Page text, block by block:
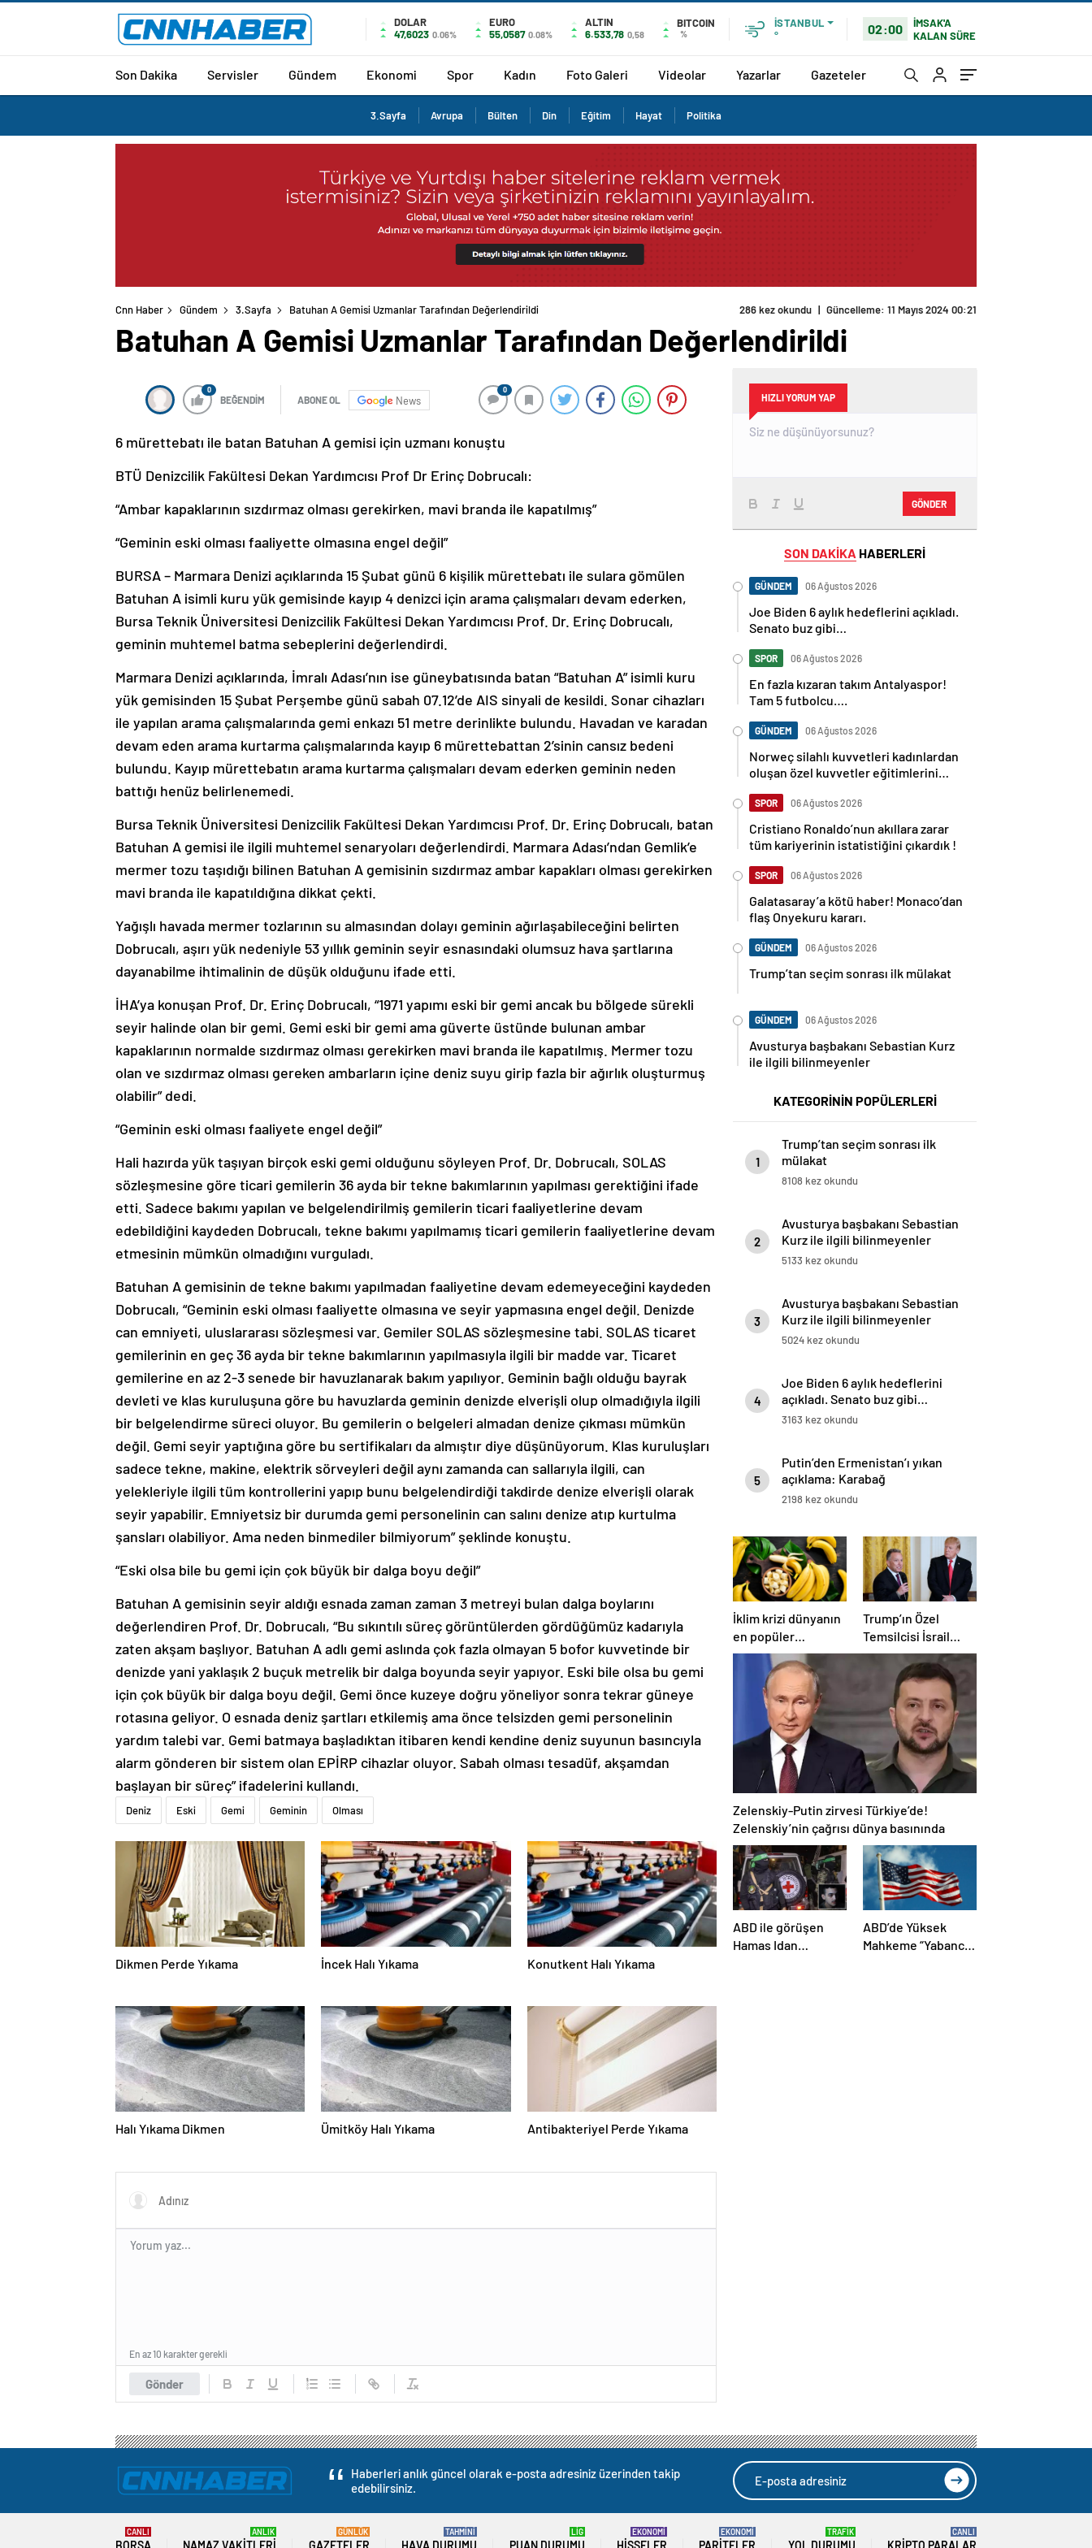
DOLAR
47,6023 0.06%
EURO
55,0587 0.08%
ALTIN
6.533,78 0,58
BITCOIN
%
İSTANBUL
°
02:00
İMSAK'A
KALAN SÜRE
Son Dakika Servisler Gündem Ekonomi Spor Kadın Foto Galeri Videolar Yazarlar Gazeteler
3.Sayfa Avrupa Bülten Din Eğitim Hayat Politika
Cnn Haber Gündem 3.Sayfa Batuhan A Gemisi Uzmanlar Tarafından Değerlendirildi 286 kez okundu | Güncelleme: 11 Mayıs 2024 00:21
Batuhan A Gemisi Uzmanlar Tarafından Değerlendirildi
0
BEĞENDİM ABONE OL News
0
6 mürettebatı ile batan Batuhan A gemisi için uzmanı konuştu
BTÜ Denizcilik Fakültesi Dekan Yardımcısı Prof Dr Erinç Dobrucalı:
“Ambar kapaklarının sızdırmaz olması gerekirken, mavi branda ile kapatılmış”
“Geminin eski olması faaliyette olmasına engel değil”
BURSA – Marmara Denizi açıklarında 15 Şubat günü 6 kişilik mürettebatı ile sulara gömülen
Batuhan A isimli kuru yük gemisinde kayıp 4 denizci için arama çalışmaları devam ederken,
Bursa Teknik Üniversitesi Denizcilik Fakültesi Dekan Yardımcısı Prof. Dr. Erinç Dobrucalı,
geminin muhtemel batma sebeplerini değerlendirdi.
Marmara Denizi açıklarında, İmralı Adası’nın ise güneybatısında batan “Batuhan A” isimli kuru
yük gemisinden 15 Şubat Perşembe günü sabah 07.12’de AIS sinyali de kesildi. Sonar cihazları
ile yapılan arama çalışmalarında gemi enkazı 51 metre derinlikte bulundu. Havadan ve karadan
devam eden arama kurtarma çalışmalarında kayıp 6 mürettebattan 2’sinin cansız bedeni
bulundu. Kayıp mürettebatın arama kurtarma çalışmaları devam ederken geminin neden
battığı henüz belirlenemedi.
Bursa Teknik Üniversitesi Denizcilik Fakültesi Dekan Yardımcısı Prof. Dr. Erinç Dobrucalı, batan
Batuhan A gemisi ile ilgili muhtemel senaryoları değerlendirdi. Marmara Adası’ndan Gemlik’e
mermer tozu taşıdığı bilinen Batuhan A gemisinin sızdırmaz ambar kapakları olması gerekirken
mavi branda ile kapatıldığına dikkat çekti.
Yağışlı havada mermer tozlarının su almasından dolayı geminin ağırlaşabileceğini belirten
Dobrucalı, aşırı yük nedeniyle 53 yıllık geminin seyir esnasındaki olumsuz hava şartlarına
dayanabilme ihtimalinin de düşük olduğunu ifade etti.
İHA’ya konuşan Prof. Dr. Erinç Dobrucalı, “1971 yapımı eski bir gemi ancak bu bölgede sürekli
seyir halinde olan bir gemi. Gemi eski bir gemi ama güverte üstünde bulunan ambar
kapaklarının normalde sızdırmaz olması gerekirken mavi branda ile kapatılmış. Mermer tozu
olan ve sızdırmaz olması gereken ambarların içine deniz suyu girip fazla bir ağırlık oluşturmuş
olabilir” dedi.
“Geminin eski olması faaliyete engel değil”
Hali hazırda yük taşıyan birçok eski gemi olduğunu söyleyen Prof. Dr. Dobrucalı, SOLAS
sözleşmesine göre ticari gemilerin 36 ayda bir tekne bakımlarının yapılması gerektiğini ifade
etti. Sadece bakımı yapılan ve belgelendirilmiş gemilerin ticari faaliyetlerine devam
edebildiğini kaydeden Dobrucalı, tekne bakımı yapılmamış ticari gemilerin faaliyetlerine devam
etmesinin mümkün olmadığını vurguladı.
Batuhan A gemisinin de tekne bakımı yapılmadan faaliyetine devam edemeyeceğini kaydeden
Dobrucalı, “Geminin eski olması faaliyette olmasına ve seyir yapmasına engel değil. Denizde
can emniyeti, uluslararası sözleşmesi var. Gemiler SOLAS sözleşmesine tabi. SOLAS ticaret
gemilerinin en geç 36 ayda bir tekne bakımlarının yapılmasıyla ilgili bir madde var. Ticaret
gemilerine en az 2-3 senede bir havuzlanarak bakım yapılıyor. Geminin bağlı olduğu bayrak
devleti ve klas kuruluşuna göre bu havuzlarda geminin denizde elverişli olup olmadığıyla ilgili
bir belgelendirme süreci oluyor. Bu gemilerin o belgeleri almadan denize çıkması mümkün
değil. Gemi seyir yaptığına göre bu sertifikaları da almıştır diye düşünüyorum. Klas kuruluşları
sadece tekne, makine, elektrik sörveyleri değil aynı zamanda can sallarıyla ilgili, can
yelekleriyle ilgili tüm kontrollerini yapıp bunu belgelendirdiği takdirde denize elverişli olarak
seyir yapabilir. Emniyetsiz bir durumda gemi personelinin can salını denize atıp kurtulma
şansları olabiliyor. Ama neden binmediler bilmiyorum” şeklinde konuştu.
“Eski olsa bile bu gemi için çok büyük bir dalga boyu değil”
Batuhan A gemisinin seyir aldığı esnada zaman zaman 3 metreyi bulan dalga boylarını
değerlendiren Prof. Dr. Dobrucalı, “Bu sıkıntılı süreç görüntülerden gördüğümüz kadarıyla
zaten akşam başlıyor. Batuhan A adlı gemi aslında çok fazla olmayan 5 bofor kuvvetinde bir
denizde yani yaklaşık 2 buçuk metrelik bir dalga boyunda seyir yapıyor. Eski bile olsa bu gemi
için çok büyük bir dalga boyu değil. Gemi önce kuzeye doğru yöneliyor sonra tekrar güneye
rotasına geliyor. O esnada deniz şartları etkilemiş ama önce telsizden gemi personelinin
yardım talebi var. Gemi batmaya başladıktan itibaren kendi kendine deniz suyunun basıncıyla
alarm gönderen bir sistem olan EPİRP cihazlar oluyor. Sabah olması tesadüf, akşamdan
başlayan bir süreç” ifadelerini kullandı.
Deniz Eski Gemi Geminin Olması
Dikmen Perde Yıkama İncek Halı Yıkama Konutkent Halı Yıkama
Halı Yıkama Dikmen Ümitköy Halı Yıkama Antibakteriyel Perde Yıkama
Gönder
En az 10 karakter gerekli
HIZLI YORUM YAP
GÖNDER
SON DAKİKA HABERLERİ
GÜNDEM 06 Ağustos 2026
Joe Biden 6 aylık hedeflerini açıkladı.
Senato buz gibi…
SPOR 06 Ağustos 2026
En fazla kızaran takım Antalyaspor!
Tam 5 futbolcu….
GÜNDEM 06 Ağustos 2026
Norweç silahlı kuvvetleri kadınlardan
oluşan özel kuvvetler eğitimlerini
SPOR 06 Ağustos 2026
Cristiano Ronaldo’nun akıllara zarar
tüm kariyerinin istatistiğini çıkardık !
SPOR 06 Ağustos 2026
Galatasaray’a kötü haber! Monaco’dan
flaş Onyekuru kararı.
GÜNDEM 06 Ağustos 2026
Trump’tan seçim sonrası ilk mülakat
GÜNDEM 06 Ağustos 2026
Avusturya başbakanı Sebastian Kurz
ile ilgili bilinmeyenler
KATEGORİNİN POPÜLERLERİ
1
Trump’tan seçim sonrası ilk
mülakat
8108 kez okundu
2
Avusturya başbakanı Sebastian
Kurz ile ilgili bilinmeyenler
5133 kez okundu
3
Avusturya başbakanı Sebastian
Kurz ile ilgili bilinmeyenler
5024 kez okundu
4
Joe Biden 6 aylık hedeflerini
açıkladı. Senato buz gibi…
3163 kez okundu
5
Putin’den Ermenistan’ı yıkan
açıklama: Karabağ
Azerbaycan’ın ayrılmaz bir
2198 kez okundu
İklim krizi dünyanın
en popüler
meyvesini tehdit
ediyor: Yok olma
tehlikesi ile karşı
karşıya
Trump’ın Özel
Temsilcisi İsrail
hükümetini
eleştirdi!
‘Gazze’deki savaşı
uzatıyorlar’
Zelenskiy-Putin zirvesi Türkiye’de!
Zelenskiy’nin çağrısı dünya basınında
ABD ile görüşen
Hamas Idan
ABD’de Yüksek
Mahkeme “Yabancı
Haberleri anlık güncel olarak e-posta adresiniz üzerinden takip
edebilirsiniz.
CANLI ANLIK GÜNLÜK TAHMİNİ LİG EKONOMİ EKONOMİ TRAFİK CANLI